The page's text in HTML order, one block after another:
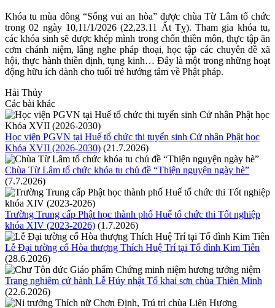
Khóa tu mùa đông “Sống vui an hòa” được chùa Từ Lâm tổ chức
trong 02 ngày 10,11/1/2026 (22,23.11 Ất Tỵ). Tham gia khóa tu,
các khóa sinh sẽ được khép mình trong chốn thiền môn, thực tập ăn
cơm chánh niệm, lắng nghe pháp thoại, học tập các chuyên đề xã
hội, thực hành thiền định, tụng kinh… Đây là một trong những hoạt
động hữu ích dành cho tuổi trẻ hướng tâm về Phật pháp.
Hải Thủy
Các bài khác
Học viện PGVN tại Huế tổ chức thi tuyển sinh Cử nhân Phật học
Khóa XVII (2026-2030) (21.7.2026)
Chùa Từ Lâm tổ chức khóa tu chủ đề “Thiện nguyện ngày hè”
(7.7.2026)
Trường Trung cấp Phật học thành phố Huế tổ chức thi Tốt nghiệp
khóa XIV (2023-2026) (1.7.2026)
Lễ Đại tường cố Hòa thượng Thích Huệ Trí tại Tổ đình Kim Tiên
(28.6.2026)
Trang nghiêm cử hành Lễ Húy nhật Tổ khai sơn chùa Thiên Minh
(22.6.2026)